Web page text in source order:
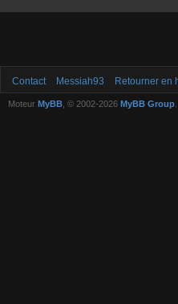
Contact Messiah93 Retourner en
Moteur MyBB , © 2002-2026 MyBB Group